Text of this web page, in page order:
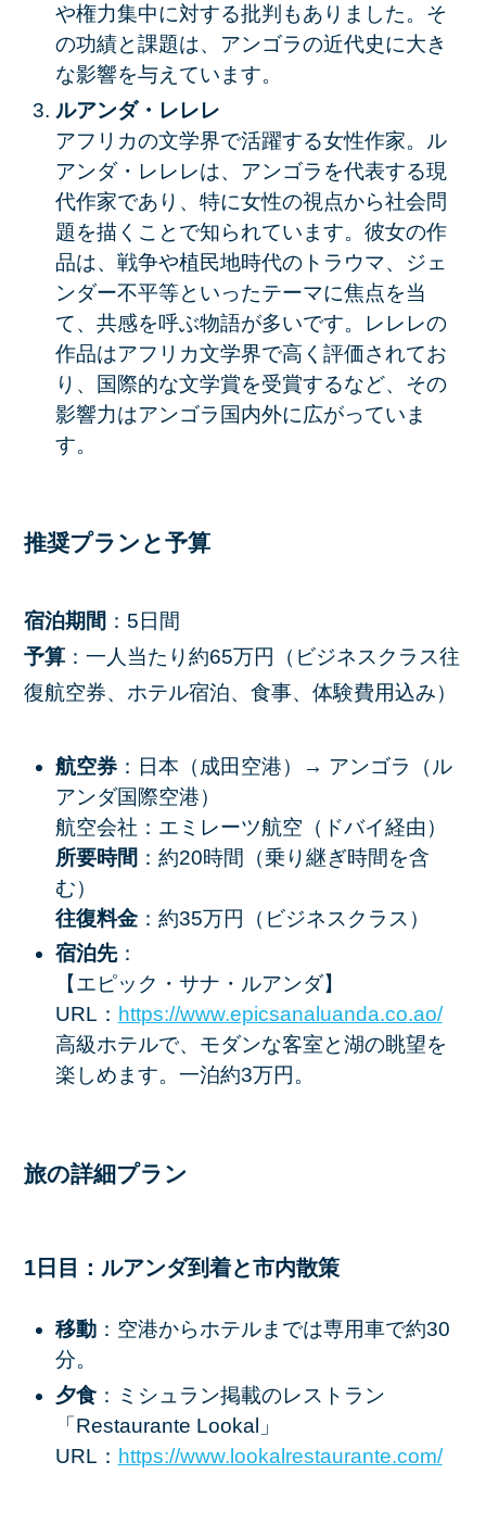
や権力集中に対する批判もありました。そ
の功績と課題は、アンゴラの近代史に大き
な影響を与えています。
ルアンダ・レレレ
アフリカの文学界で活躍する女性作家。ル
アンダ・レレレは、アンゴラを代表する現
代作家であり、特に女性の視点から社会問
題を描くことで知られています。彼女の作
品は、戦争や植民地時代のトラウマ、ジェ
ンダー不平等といったテーマに焦点を当
て、共感を呼ぶ物語が多いです。レレレの
作品はアフリカ文学界で高く評価されてお
り、国際的な文学賞を受賞するなど、その
影響力はアンゴラ国内外に広がっていま
す。
推奨プランと予算
宿泊期間 ：5日間
予算 ：一人当たり約65万円（ビジネスクラス往
復航空券、ホテル宿泊、食事、体験費用込み）
航空券：日本（成田空港）→ アンゴラ（ル
アンダ国際空港）
航空会社：エミレーツ航空（ドバイ経由）
所要時間 ：約20時間（乗り継ぎ時間を含
む）
往復料金：約35万円（ビジネスクラス）
宿泊先：
【エピック・サナ・ルアンダ】
URL： https://www.epicsanaluanda.co.ao/
高級ホテルで、モダンな客室と湖の眺望を
楽しめます。一泊約3万円。
旅の詳細プラン
1日目：ルアンダ到着と市内散策
移動：空港からホテルまでは専用車で約30
分。
夕食：ミシュラン掲載のレストラン
「Restaurante Lookal」
URL： https://www.lookalrestaurante.com/